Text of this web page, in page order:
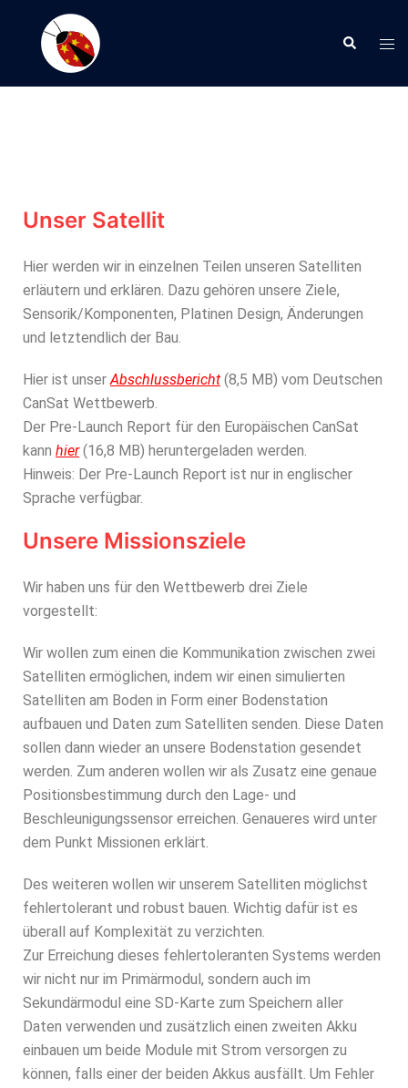
Unser Satellit
Hier werden wir in einzelnen Teilen unseren Satelliten
erläutern und erklären. Dazu gehören unsere Ziele,
Sensorik/Komponenten, Platinen Design, Änderungen
und letztendlich der Bau.
Hier ist unserAbschlussbericht (8,5 MB) vom Deutschen
CanSat Wettbewerb.
Der Pre-Launch Report für den Europäischen CanSat
kann hier(16,8 MB) heruntergeladen werden.
Hinweis: Der Pre-Launch Report ist nur in englischer
Sprache verfügbar.
Unsere Missionsziele
Wir haben uns für den Wettbewerb drei Ziele
vorgestellt:
Wir wollen zum einen die Kommunikation zwischen zwei
Satelliten ermöglichen, indem wir einen simulierten
Satelliten am Boden in Form einer Bodenstation
aufbauen und Daten zum Satelliten senden. Diese Daten
sollen dann wieder an unsere Bodenstation gesendet
werden. Zum anderen wollen wir als Zusatz eine genaue
Positionsbestimmung durch den Lage- und
Beschleunigungssensor erreichen. Genaueres wird unter
dem Punkt Missionen erklärt.
Des weiteren wollen wir unserem Satelliten möglichst
fehlertolerant und robust bauen. Wichtig dafür ist es
überall auf Komplexität zu verzichten.
Zur Erreichung dieses fehlertoleranten Systems werden
wir nicht nur im Primärmodul, sondern auch im
Sekundärmodul eine SD-Karte zum Speichern aller
Daten verwenden und zusätzlich einen zweiten Akku
einbauen um beide Module mit Strom versorgen zu
können, falls einer der beiden Akkus ausfällt. Um Fehler